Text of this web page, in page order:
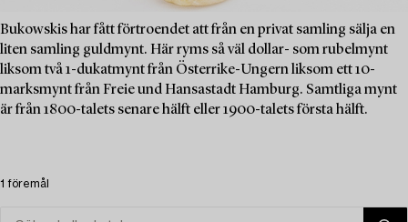
Bukowskis har fått förtroendet att från en privat samling sälja en
liten samling guldmynt. Här ryms så väl dollar- som rubelmynt
liksom två 1-dukatmynt från Österrike-Ungern liksom ett 10-
marksmynt från Freie und Hansastadt Hamburg. Samtliga mynt
är från 1800-talets senare hälft eller 1900-talets första hälft.
1 föremål